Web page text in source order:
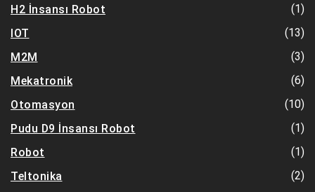
H2 İnsansı Robot
(1)
IOT
(13)
M2M
(3)
Mekatronik
(6)
Otomasyon
(10)
Pudu D9 İnsansı Robot
(1)
Robot
(1)
Teltonika
(2)